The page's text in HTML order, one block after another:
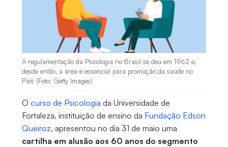
A regulamentação da Psicologia no Brasil se deu em 1962 e,
desde então, a área é essencial para promoção da saúde no
País (Foto: Getty Images)
O curso de Psicologia da Universidade de
Fortaleza, instituição de ensino da Fundação Edson
Queiroz, apresentou no dia 31 de maio uma
cartilha em alusão aos 60 anos do segmento